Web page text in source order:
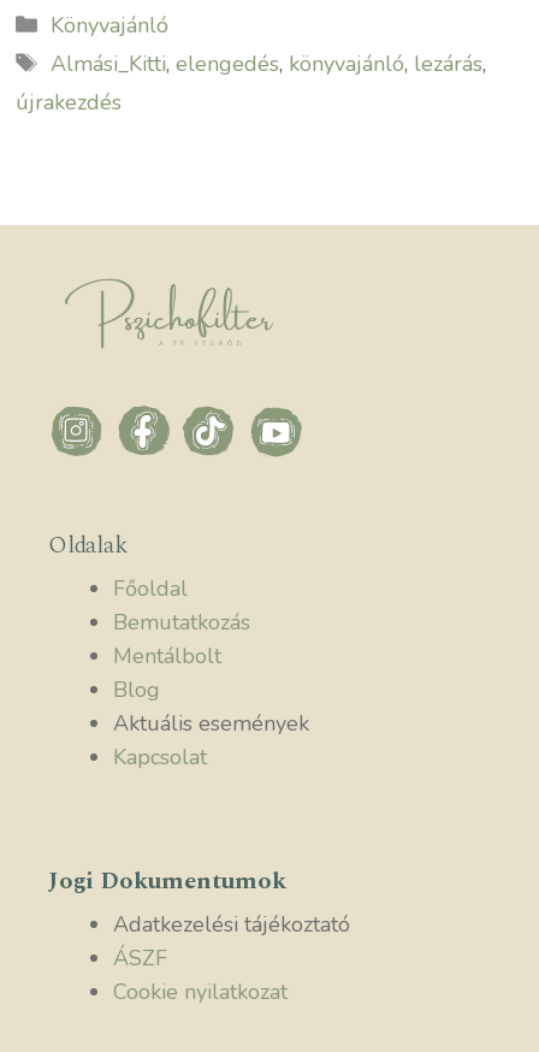
Kategória
Könyvajánló
Címkék
Almási_Kitti,elengedés, könyvajánló, lezárás,
újrakezdés
Oldalak
Főoldal
Bemutatkozás
Mentálbolt
Blog
Aktuális események
Kapcsolat
Jogi Dokumentumok
Adatkezelési tájékoztató
ÁSZF
Cookie nyilatkozat